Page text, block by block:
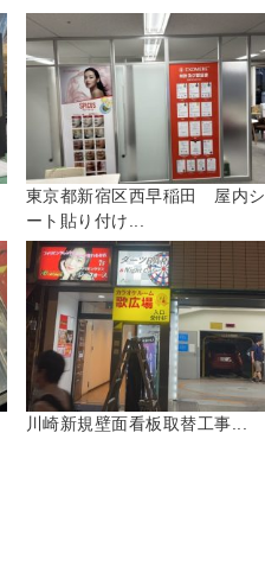
東京都新宿区西早稲田 屋内シ
ート貼り付け...
川崎新規壁面看板取替工事...